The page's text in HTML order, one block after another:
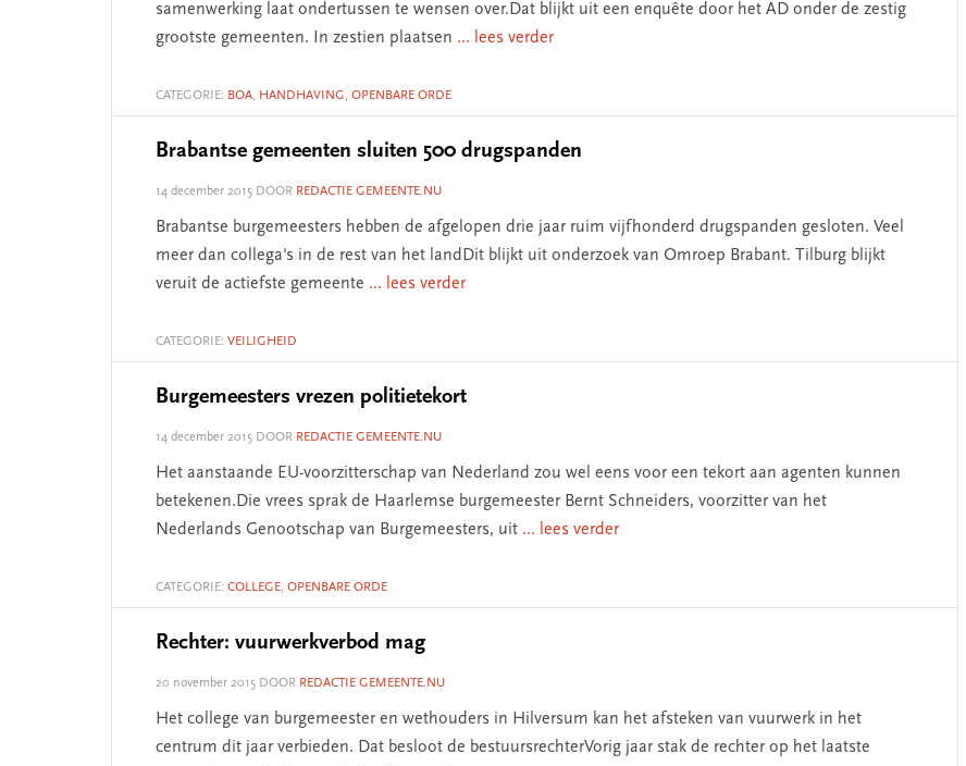
samenwerking laat ondertussen te wensen over.Dat blijkt uit een enquête door het AD onder de zestig
grootste gemeenten. In zestien plaatsen ... lees verder
CATEGORIE: BOA, HANDHAVING, OPENBARE ORDE
Brabantse gemeenten sluiten 500 drugspanden
14 december 2015 DOOR REDACTIE GEMEENTE.NU
Brabantse burgemeesters hebben de afgelopen drie jaar ruim vijfhonderd drugspanden gesloten. Veel
meer dan collega's in de rest van het landDit blijkt uit onderzoek van Omroep Brabant. Tilburg blijkt
veruit de actiefste gemeente ... lees verder
CATEGORIE: VEILIGHEID
Burgemeesters vrezen politietekort
14 december 2015 DOOR REDACTIE GEMEENTE.NU
Het aanstaande EU-voorzitterschap van Nederland zou wel eens voor een tekort aan agenten kunnen
betekenen.Die vrees sprak de Haarlemse burgemeester Bernt Schneiders, voorzitter van het
Nederlands Genootschap van Burgemeesters, uit ... lees verder
CATEGORIE: COLLEGE, OPENBARE ORDE
Rechter: vuurwerkverbod mag
20 november 2015 DOOR REDACTIE GEMEENTE.NU
Het college van burgemeester en wethouders in Hilversum kan het afsteken van vuurwerk in het
centrum dit jaar verbieden. Dat besloot de bestuursrechterVorig jaar stak de rechter op het laatste